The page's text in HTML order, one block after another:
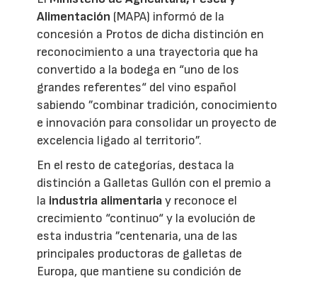
Alimentación (MAPA) informó de la
concesión a Protos de dicha distinción en
reconocimiento a una trayectoria que ha
convertido a la bodega en “uno de los
grandes referentes“ del vino español
sabiendo ”combinar tradición, conocimiento
e innovación para consolidar un proyecto de
excelencia ligado al territorio”.
En el resto de categorías, destaca la
distinción a Galletas Gullón con el premio a
la industria alimentariay reconoce el
crecimiento “continuo“ y la evolución de
esta industria ”centenaria, una de las
principales productoras de galletas de
Europa, que mantiene su condición de